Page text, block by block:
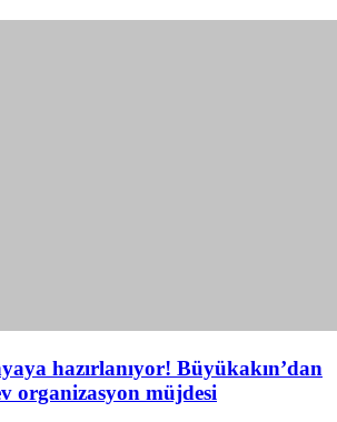
hazırlanıyor! Büyükakın’dan
organizasyon müjdesi